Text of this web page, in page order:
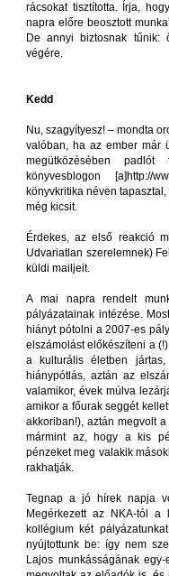
rácsokat tisztította. Írja,
napra előre beosztott
De annyi biztosnak
végére.
Kedd
Nu, szagyítyesz! – mondta
valóban, ha az ember már
megütközésében
könyvesblogon [a]http://
könyvkritika néven
még kicsit.
Érdekes, az első reakció
Udvariatlan szerelemnek)
küldi mailjeit.
A mai napra rendelt
pályázatainak intézése.
hiányt pótolni a 2007-es
elszámolást előkészíteni a
a kulturális életben
hiánypótlás, aztán az
valamikor, évek múlva
amikor a főurak seggét
akkoriban!), aztán megvolt
mármint az, hogy a kis
pénzeket meg valakik
rakhatják.
Tegnap a jó hírek napja
Megérkezett az NKA-tól a
kollégium két
nyújtottunk be: így nem
Lajos munkásságának